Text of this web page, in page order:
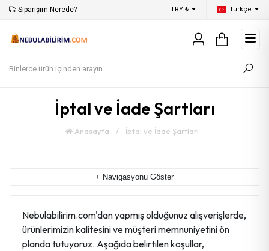
Siparişim Nerede? Aynı Gün Kargo
TRY ₺ Türkçe
İptal ve İade Şartları
Anasayfa / İptal ve İade Şartları
+ Navigasyonu Göster
Nebulabilirim.com'dan yapmış olduğunuz alışverişlerde,
ürünlerimizin kalitesini ve müşteri memnuniyetini ön
planda tutuyoruz. Aşağıda belirtilen koşullar,